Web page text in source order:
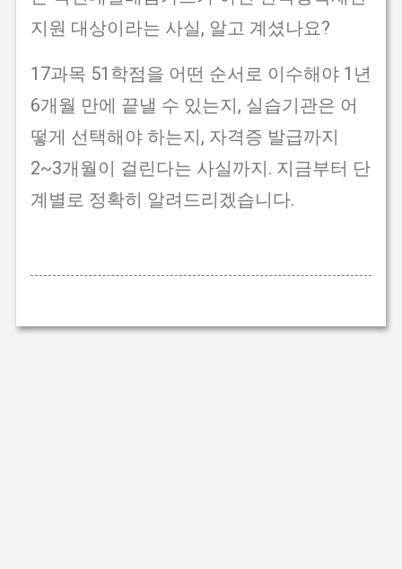
지원 대상이라는 사실, 알고 계셨나요?
17과목 51학점을 어떤 순서로 이수해야 1년
6개월 만에 끝낼 수 있는지, 실습기관은 어
떻게 선택해야 하는지, 자격증 발급까지
2~3개월이 걸린다는 사실까지. 지금부터 단
계별로 정확히 알려드리겠습니다.